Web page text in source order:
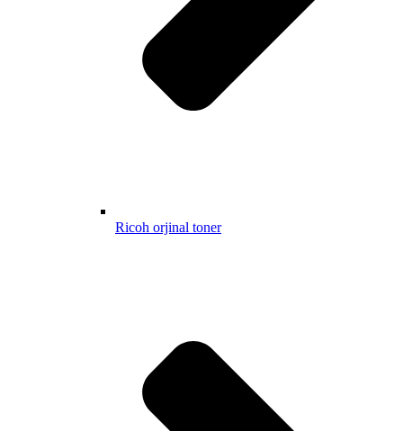
Ricoh orjinal toner